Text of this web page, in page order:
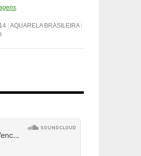
AQUARELA BRASILEIRA